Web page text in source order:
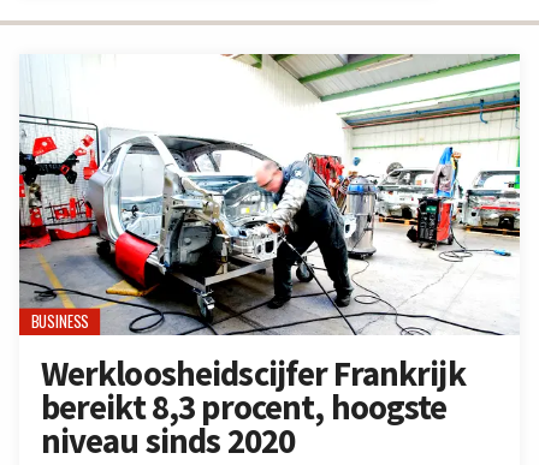
BUSINESS
Werkloosheidscijfer Frankrijk
bereikt 8,3 procent, hoogste
niveau sinds 2020